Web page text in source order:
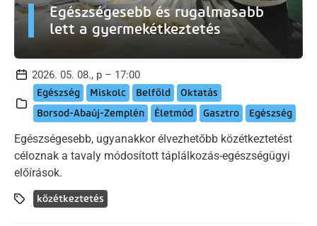
Egészségesebb és rugalmasabb
lett a gyermekétkeztetés
2026. 05. 08., p – 17:00
Egészség Miskolc Belföld
Oktatás
Borsod-Abaúj-Zemplén
Életmód Gasztro Egészség
Egészségesebb, ugyanakkor élvezhetőbb közétkeztetést
céloznak a tavaly módosított táplálkozás-egészségügyi
előírások.
közétkeztetés